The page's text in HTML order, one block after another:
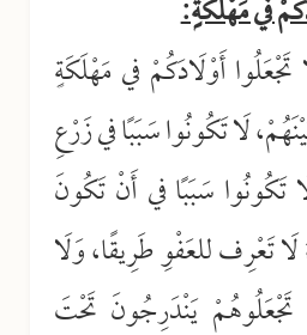
في مَهْلَكَةٍ:
تَجْعَلُوا أَوْلَادَكُمْ في مَهْلَكَةٍ
لَا تَكُونُوا سَبَبًا في زَرْعِ
تَكُونُوا سَبَبًا في أَنْ تَكُونَ
تَعْرِف للعَفْوِ طَرِيقًا، وَلَا
يَنْدَرِجُونَ تَحْتَ